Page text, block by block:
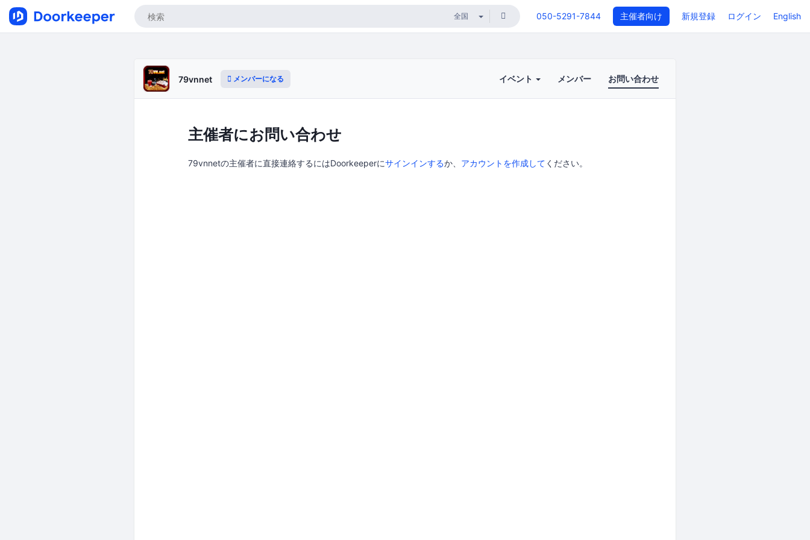
050-5291-7844 主催者向け 新規登録 ログイン English
79vnnet メンバーになる イベント メンバー お問い合わせ
主催者にお問い合わせ
79vnnetの主催者に直接連絡するにはDoorkeeperにサインインするか、 アカウントを作成して ください。